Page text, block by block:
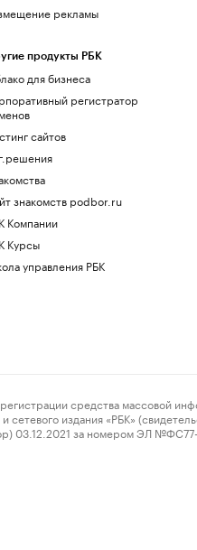
рекламы
продукты РБК
для бизнеса
регистратор
сайтов
знакомств podbor.ru
Компании
Курсы
управления РБК
средства массовой
издания «РБК»
03.12.2021 за номером ЭЛ